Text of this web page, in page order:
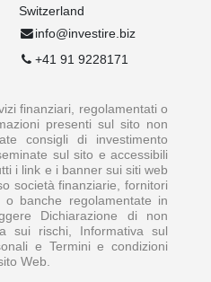
Switzerland
info@investire.biz
+41 91 9228171
finanziari, regolamentati o
presenti sul sito non
consigli di investimento
sul sito e accessibili
i link e i banner sui siti web
società finanziarie, fornitori
banche regolamentate in
Dichiarazione di non
sui rischi, Informativa sul
e Termini e condizioni
Web.